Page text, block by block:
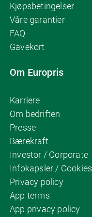
Kjøpsbetingelser
Våre garantier
FAQ
Gavekort
Om Europris
Karriere
Om bedriften
Presse
Bærekraft
Investor / Corporate
Infokapsler / Cookies
Privacy policy
App terms
App privacy policy